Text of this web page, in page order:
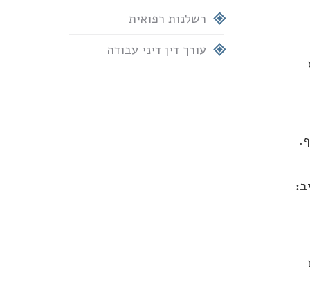
רשלנות רפואית
עורך דין דיני עבודה